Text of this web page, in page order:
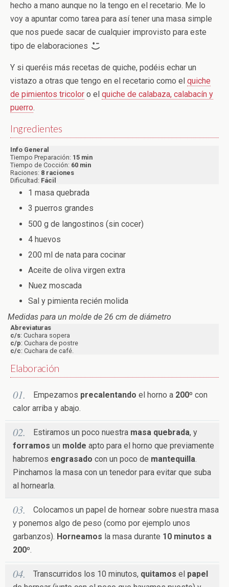
hecho a mano aunque no la tengo en el recetario. Me lo
voy a apuntar como tarea para así tener una masa simple
que nos puede sacar de cualquier improvisto para este
tipo de elaboraciones
Y si queréis más recetas de quiche, podéis echar un
vistazo a otras que tengo en el recetario como el quiche
de pimientos tricolor o el quiche de calabaza, calabacín y
puerro.
Ingredientes
Info General
Tiempo Preparación: 15 min
Tiempo de Cocción: 60 min
Raciones: 8 raciones
Dificultad: Fácil
1 masa quebrada
3 puerros grandes
500 g de langostinos (sin cocer)
4 huevos
200 ml de nata para cocinar
Aceite de oliva virgen extra
Nuez moscada
Sal y pimienta recién molida
Medidas para un molde de 26 cm de diámetro
Abreviaturas
c/s: Cuchara sopera
c/p: Cuchara de postre
c/c: Cuchara de café.
Elaboración
Empezamos precalentando el horno a 200º con
calor arriba y abajo.
Estiramos un poco nuestra masa quebrada, y
forramos un molde apto para el horno que previamente
habremos engrasado con un poco de mantequilla.
Pinchamos la masa con un tenedor para evitar que suba
al hornearla.
Colocamos un papel de hornear sobre nuestra masa
y ponemos algo de peso (como por ejemplo unos
garbanzos). Horneamos la masa durante 10 minutos a
200º.
Transcurridos los 10 minutos, quitamos el papel